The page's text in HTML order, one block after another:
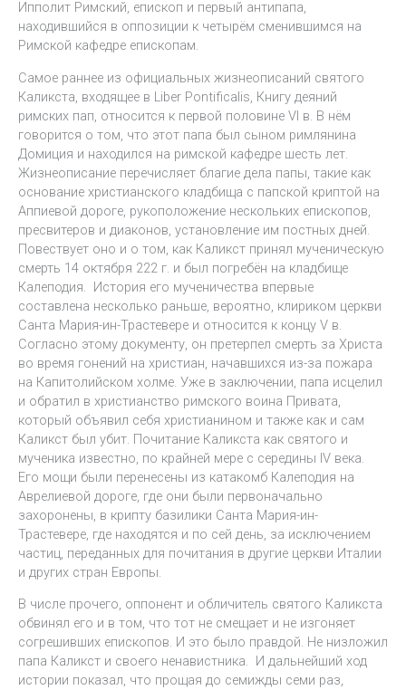
Ипполит Римский, епископ и первый антипапа,
находившийся в оппозиции к четырём сменившимся на
Римской кафедре епископам.
Самое раннее из официальных жизнеописаний святого
Каликста, входящее в Liber Pontificalis, Книгу деяний
римских пап, относится к первой половине VI в. В нём
говорится о том, что этот папа был сыном римлянина
Домиция и находился на римской кафедре шесть лет.
Жизнеописание перечисляет благие дела папы, такие как
основание христианского кладбища с папской криптой на
Аппиевой дороге, рукоположение нескольких епископов,
пресвитеров и диаконов, установление им постных дней.
Повествует оно и о том, как Каликст принял мученическую
смерть 14 октября 222 г. и был погребён на кладбище
Калеподия. История его мученичества впервые
составлена несколько раньше, вероятно, клириком церкви
Санта Мария-ин-Трастевере и относится к концу V в.
Согласно этому документу, он претерпел смерть за Христа
во время гонений на христиан, начавшихся из-за пожара
на Капитолийском холме. Уже в заключении, папа исцелил
и обратил в христианство римского воина Привата,
который объявил себя христианином и также как и сам
Каликст был убит. Почитание Каликста как святого и
мученика известно, по крайней мере с середины IV века.
Его мощи были перенесены из катакомб Калеподия на
Аврелиевой дороге, где они были первоначально
захоронены, в крипту базилики Санта Мария-ин-
Трастевере, где находятся и по сей день, за исключением
частиц, переданных для почитания в другие церкви Италии
и других стран Европы.
В числе прочего, оппонент и обличитель святого Каликста
обвинял его и в том, что тот не смещает и не изгоняет
согрешивших епископов. И это было правдой. Не низложил
папа Каликст и своего ненавистника. И дальнейший ход
истории показал, что прощая до семижды семи раз,